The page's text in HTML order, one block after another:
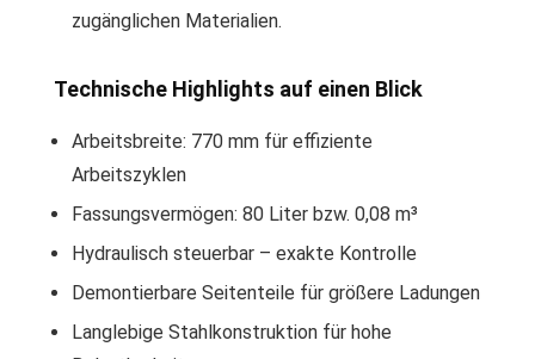
zugänglichen Materialien.
Technische Highlights auf einen Blick
Arbeitsbreite: 770 mm für effiziente
Arbeitszyklen
Fassungsvermögen: 80 Liter bzw. 0,08 m³
Hydraulisch steuerbar – exakte Kontrolle
Demontierbare Seitenteile für größere Ladungen
Langlebige Stahlkonstruktion für hohe